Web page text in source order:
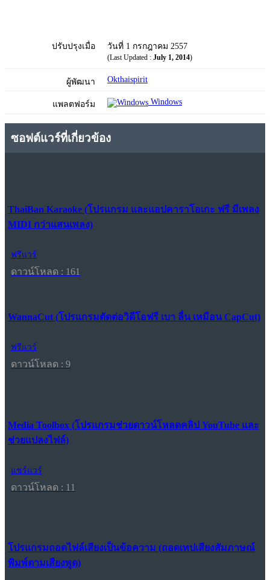
ปรับปรุงเมื่อ วันที่ 1 กรกฎาคม 2557
(Last Updated : July 1, 2014)
ผู้พัฒนา Okthaispirit
แพลตฟอร์ม Windows
ซอฟต์แวร์ที่เกี่ยวข้อง
ThaiBan Karaoke (โปรแกรม และแอปคาราโอเกะ ฟรี มีเพลง
MIDI กว่าแสนเพลง)
ฟรีแวร์
ดาวน์โหลด : 161
WannaCut (โปรแกรมตัดต่อวิดีโอฟรี เบา ลื่น เหมือน CapCut)
ฟรีแวร์
ดาวน์โหลด : 9
Media Toolbox (โปรแกรมช่วยดาวน์โหลดคลิป YouTube และ
ช่วยแปลงไฟล์)
แชร์แวร์
ดาวน์โหลด : 11
โปรแกรมถอดไฟล์เสียงเป็นข้อความ (ถอดเทปเสียงสัมภาษณ์
พิมพ์ตามเสียงพูด)